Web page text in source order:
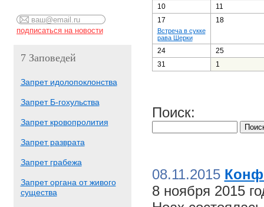
7 Заповедей
Запрет идолопоклонства
Запрет Б-гохульства
Запрет кровопролития
Запрет разврата
Запрет грабежа
Запрет органа от живого
существа
10
11
17
Встреча в сукке
рава Шерки
18
24
25
31
1
Поиск:
08.11.2015
8 ноября 2015